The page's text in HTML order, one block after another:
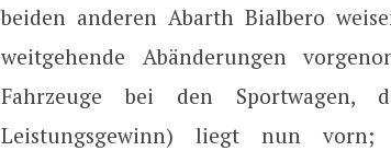
beiden anderen Abarth Bialbero
weitgehende Abänderungen
Fahrzeuge bei den
Leistungsgewinn) liegt nun